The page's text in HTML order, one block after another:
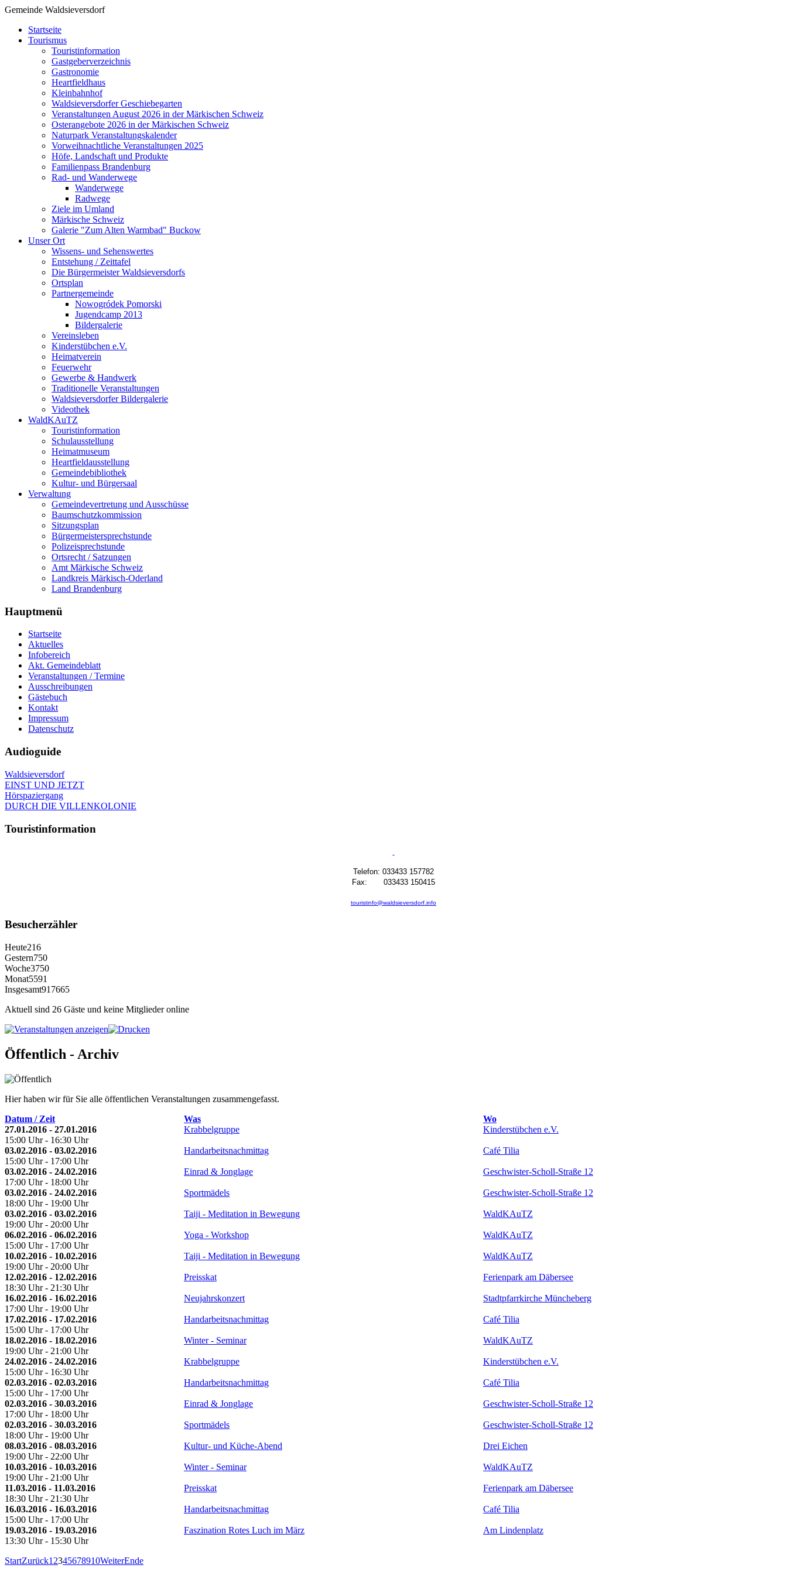
Gemeinde Waldsieversdorf
Startseite
Tourismus
Touristinformation
Gastgeberverzeichnis
Gastronomie
Heartfieldhaus
Kleinbahnhof
Waldsieversdorfer Geschiebegarten
Veranstaltungen August 2026 in der Märkischen Schweiz
Osterangebote 2026 in der Märkischen Schweiz
Naturpark Veranstaltungskalender
Vorweihnachtliche Veranstaltungen 2025
Höfe, Landschaft und Produkte
Familienpass Brandenburg
Rad- und Wanderwege
Wanderwege
Radwege
Ziele im Umland
Märkische Schweiz
Galerie "Zum Alten Warmbad" Buckow
Unser Ort
Wissens- und Sehenswertes
Entstehung / Zeittafel
Die Bürgermeister Waldsieversdorfs
Ortsplan
Partnergemeinde
Nowogródek Pomorski
Jugendcamp 2013
Bildergalerie
Vereinsleben
Kinderstübchen e.V.
Heimatverein
Feuerwehr
Gewerbe & Handwerk
Traditionelle Veranstaltungen
Waldsieversdorfer Bildergalerie
Videothek
WaldKAuTZ
Touristinformation
Schulausstellung
Heimatmuseum
Heartfieldausstellung
Gemeindebibliothek
Kultur- und Bürgersaal
Verwaltung
Gemeindevertretung und Ausschüsse
Baumschutzkommission
Sitzungsplan
Bürgermeistersprechstunde
Polizeisprechstunde
Ortsrecht / Satzungen
Amt Märkische Schweiz
Landkreis Märkisch-Oderland
Land Brandenburg
Hauptmenü
Startseite
Aktuelles
Infobereich
Akt. Gemeindeblatt
Veranstaltungen / Termine
Ausschreibungen
Gästebuch
Kontakt
Impressum
Datenschutz
Audioguide
Waldsieversdorf
EINST UND JETZT
Hörspaziergang
DURCH DIE VILLENKOLONIE
Touristinformation
Telefon: 033433 157782
Fax: 033433 150415
touristinfo@waldsieversdorf.info
Besucherzähler
Heute216
Gestern750
Woche3750
Monat5591
Insgesamt917665
Aktuell sind 26 Gäste und keine Mitglieder online
Öffentlich - Archiv
Hier haben wir für Sie alle öffentlichen Veranstaltungen zusammengefasst.
Datum / Zeit
Was
Wo
27.01.2016 - 27.01.2016
15:00 Uhr - 16:30 Uhr
Krabbelgruppe Kinderstübchen e.V.
03.02.2016 - 03.02.2016
15:00 Uhr - 17:00 Uhr
Handarbeitsnachmittag Café Tilia
03.02.2016 - 24.02.2016
17:00 Uhr - 18:00 Uhr
Einrad & Jonglage Geschwister-Scholl-Straße 12
03.02.2016 - 24.02.2016
18:00 Uhr - 19:00 Uhr
Sportmädels Geschwister-Scholl-Straße 12
03.02.2016 - 03.02.2016
19:00 Uhr - 20:00 Uhr
Taiji - Meditation in Bewegung WaldKAuTZ
06.02.2016 - 06.02.2016
15:00 Uhr - 17:00 Uhr
Yoga - Workshop WaldKAuTZ
10.02.2016 - 10.02.2016
19:00 Uhr - 20:00 Uhr
Taiji - Meditation in Bewegung WaldKAuTZ
12.02.2016 - 12.02.2016
18:30 Uhr - 21:30 Uhr
Preisskat Ferienpark am Däbersee
16.02.2016 - 16.02.2016
17:00 Uhr - 19:00 Uhr
Neujahrskonzert Stadtpfarrkirche Müncheberg
17.02.2016 - 17.02.2016
15:00 Uhr - 17:00 Uhr
Handarbeitsnachmittag Café Tilia
18.02.2016 - 18.02.2016
19:00 Uhr - 21:00 Uhr
Winter - Seminar WaldKAuTZ
24.02.2016 - 24.02.2016
15:00 Uhr - 16:30 Uhr
Krabbelgruppe Kinderstübchen e.V.
02.03.2016 - 02.03.2016
15:00 Uhr - 17:00 Uhr
Handarbeitsnachmittag Café Tilia
02.03.2016 - 30.03.2016
17:00 Uhr - 18:00 Uhr
Einrad & Jonglage Geschwister-Scholl-Straße 12
02.03.2016 - 30.03.2016
18:00 Uhr - 19:00 Uhr
Sportmädels Geschwister-Scholl-Straße 12
08.03.2016 - 08.03.2016
19:00 Uhr - 22:00 Uhr
Kultur- und Küche-Abend Drei Eichen
10.03.2016 - 10.03.2016
19:00 Uhr - 21:00 Uhr
Winter - Seminar WaldKAuTZ
11.03.2016 - 11.03.2016
18:30 Uhr - 21:30 Uhr
Preisskat Ferienpark am Däbersee
16.03.2016 - 16.03.2016
15:00 Uhr - 17:00 Uhr
Handarbeitsnachmittag Café Tilia
19.03.2016 - 19.03.2016
13:30 Uhr - 15:30 Uhr
Faszination Rotes Luch im März Am Lindenplatz
StartZurück1 2345678910WeiterEnde